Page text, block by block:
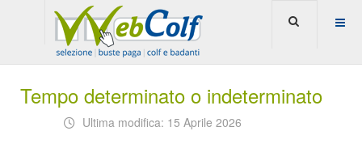
Tempo determinato o indeterminato
Ultima modifica: 15 Aprile 2026